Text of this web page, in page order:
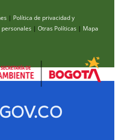
| Política de privacidad y
| Otras Políticas | Mapa